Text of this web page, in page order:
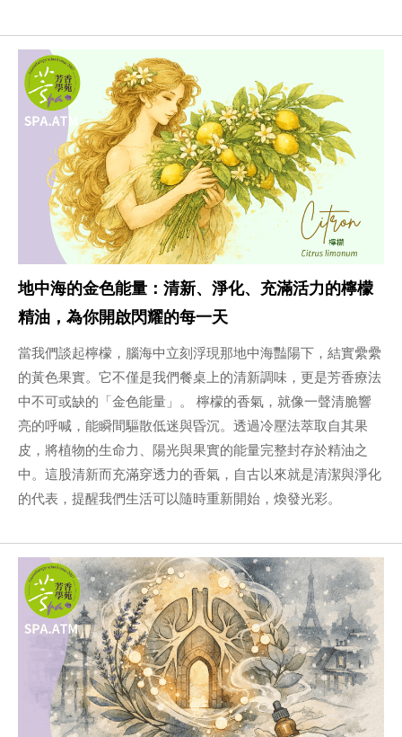
地中海的金色能量：清新、淨化、充滿活力的檸檬
精油，為你開啟閃耀的每一天
當我們談起檸檬，腦海中立刻浮現那地中海豔陽下，結實纍纍
的黃色果實。它不僅是我們餐桌上的清新調味，更是芳香療法
中不可或缺的「金色能量」。 檸檬的香氣，就像一聲清脆響
亮的呼喊，能瞬間驅散低迷與昏沉。透過冷壓法萃取自其果
皮，將植物的生命力、陽光與果實的能量完整封存於精油之
中。這股清新而充滿穿透力的香氣，自古以來就是清潔與淨化
的代表，提醒我們生活可以隨時重新開始，煥發光彩。